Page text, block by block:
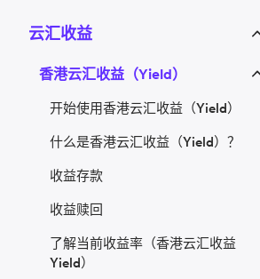
云汇收益
香港云汇收益（Yield）
开始使用香港云汇收益（Yield）
什么是香港云汇收益（Yield）？
收益存款
收益赎回
了解当前收益率（香港云汇收益
Yield）